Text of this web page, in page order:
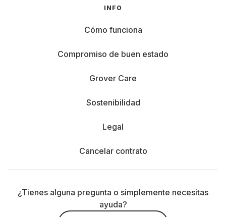
INFO
Cómo funciona
Compromiso de buen estado
Grover Care
Sostenibilidad
Legal
Cancelar contrato
¿Tienes alguna pregunta o simplemente necesitas
ayuda?